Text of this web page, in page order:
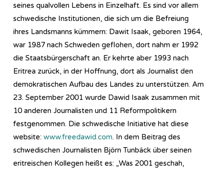
seines qualvollen Lebens in Einzelhaft. Es sind vor allem
schwedische Institutionen, die sich um die Befreiung
ihres Landsmanns kümmern: Dawit Isaak, geboren 1964,
war 1987 nach Schweden geflohen, dort nahm er 1992
die Staatsbürgerschaft an. Er kehrte aber 1993 nach
Eritrea zurück, in der Hoffnung, dort als Journalist den
demokratischen Aufbau des Landes zu unterstützen. Am
23. September 2001 wurde Dawid Isaak zusammen mit
10 anderen Journalisten und 11 Reformpolitikern
festgenommen. Die schwedische Initiative hat diese
website: www.freedawid.com. In dem Beitrag des
schwedischen Journalisten Björn Tunbäck über seinen
eritreischen Kollegen heißt es: „Was 2001 geschah,